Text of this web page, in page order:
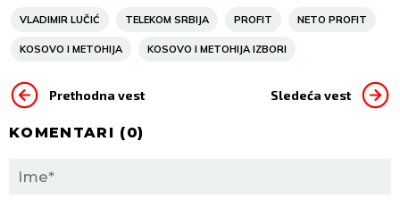
VLADIMIR LUČIĆ TELEKOM SRBIJA PROFIT NETO PROFIT
KOSOVO I METOHIJA KOSOVO I METOHIJA IZBORI
Prethodna vest Sledeća vest
KOMENTARI (0)